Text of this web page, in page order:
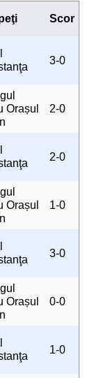
Scor
3-0
Orașul
2-0
2-0
Orașul
1-0
3-0
Orașul
0-0
1-0